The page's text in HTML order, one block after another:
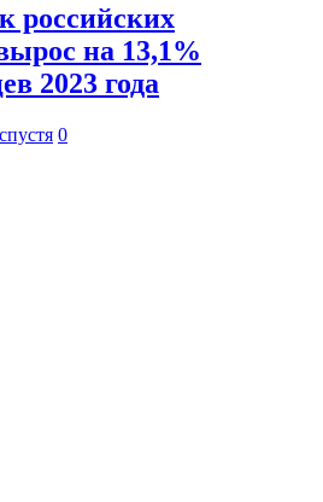
российских
на 13,1%
2023 года
0